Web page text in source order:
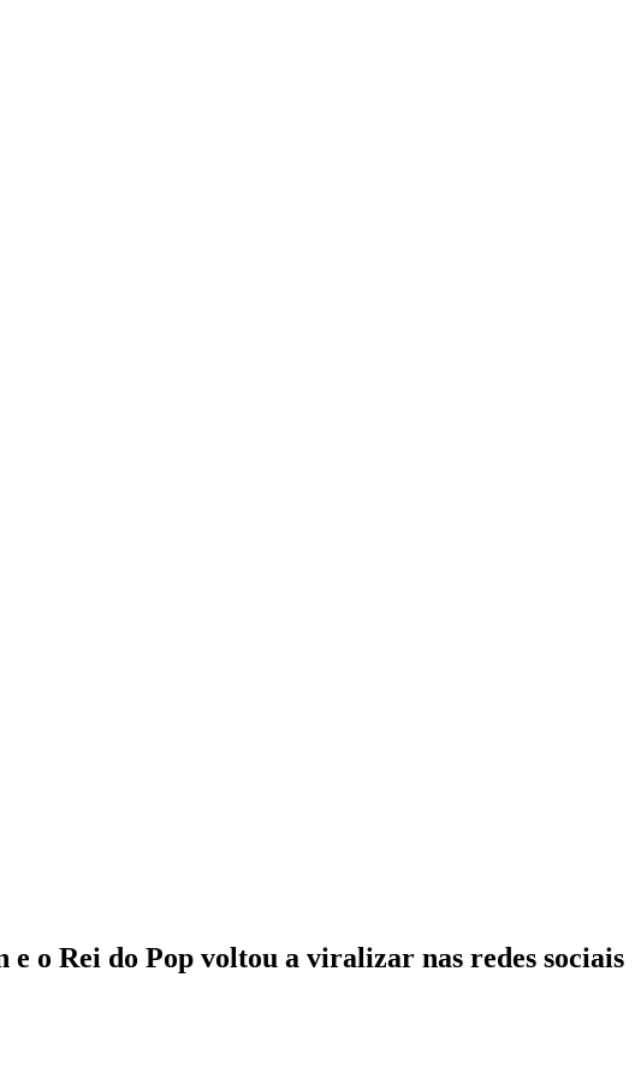
o Rei do Pop voltou a viralizar nas redes sociais